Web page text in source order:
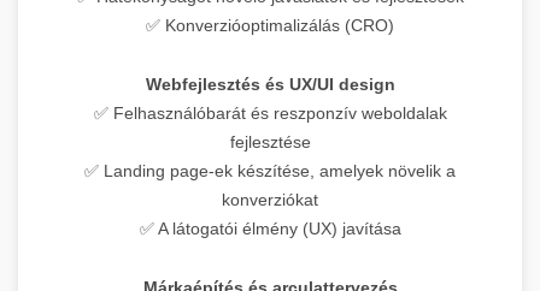
✅ Konverzióoptimalizálás (CRO)
Webfejlesztés és UX/UI design
✅ Felhasználóbarát és reszponzív weboldalak
fejlesztése
✅ Landing page-ek készítése, amelyek növelik a
konverziókat
✅ A látogatói élmény (UX) javítása
Márkaépítés és arculattervezés